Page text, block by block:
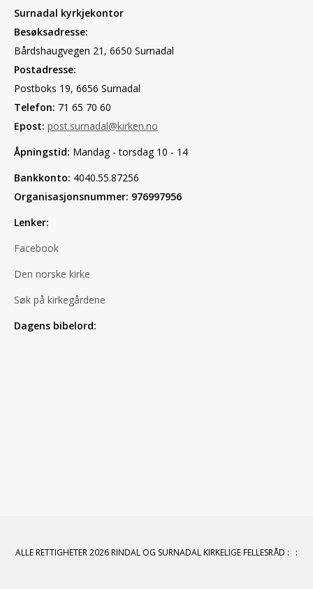
Surnadal kyrkjekontor
Besøksadresse:
Bårdshaugvegen 21, 6650 Surnadal
Postadresse:
Postboks 19, 6656 Surnadal
Telefon: 71 65 70 60
Epost: post.surnadal@kirken.no
Åpningstid: Mandag - torsdag 10 - 14
Bankkonto: 4040.55.87256
Organisasjonsnummer: 976997956
Lenker:
Facebook
Den norske kirke
Søk på kirkegårdene
Dagens bibelord:
ALLE RETTIGHETER 2026 RINDAL OG SURNADAL KIRKELIGE FELLESRÅD : :